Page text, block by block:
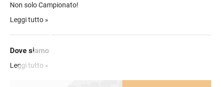
Non solo Campionato!
Valdo vi invita ad assistere ad una sfida di Europa League, che
Che aspettate a tifare con noi?
Leggi tutto »
Dove siamo
Indicazioni per raggiungere la location:
Leggi tutto »